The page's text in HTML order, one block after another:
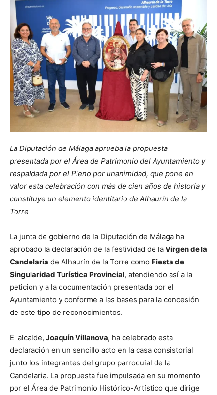
La Diputación de Málaga aprueba la propuesta
presentada por el Área de Patrimonio del Ayuntamiento y
respaldada por el Pleno por unanimidad, que pone en
valor esta celebración con más de cien años de historia y
constituye un elemento identitario de Alhaurín de la
Torre
La junta de gobierno de la Diputación de Málaga ha
aprobado la declaración de la festividad de laVirgen de la
Candelaria de Alhaurín de la Torre como Fiesta de
Singularidad Turística Provincial, atendiendo así a la
petición y a la documentación presentada por el
Ayuntamiento y conforme a las bases para la concesión
de este tipo de reconocimientos.
El alcalde, Joaquín Villanova, ha celebrado esta
declaración en un sencillo acto en la casa consistorial
junto los integrantes del grupo parroquial de la
Candelaria. La propuesta fue impulsada en su momento
por el Área de Patrimonio Histórico-Artístico que dirige